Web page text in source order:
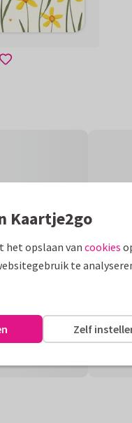
Kaartje2go
het opslaan van cookies
te
Zelf